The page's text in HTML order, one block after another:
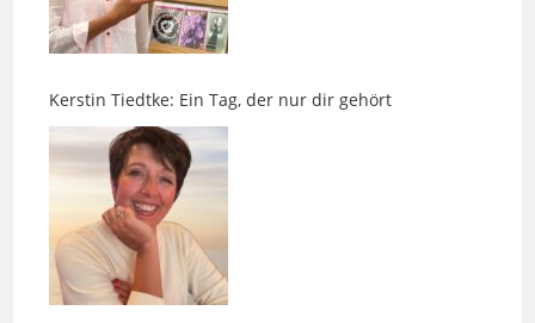
Kerstin Tiedtke: Ein Tag, der nur dir gehört
Nächster Ausstieg LEBENSART 2026